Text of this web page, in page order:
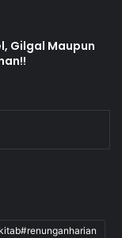
Gilgal Maupun